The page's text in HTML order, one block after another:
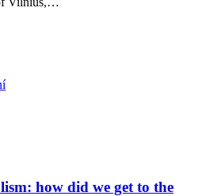
how did we get to the